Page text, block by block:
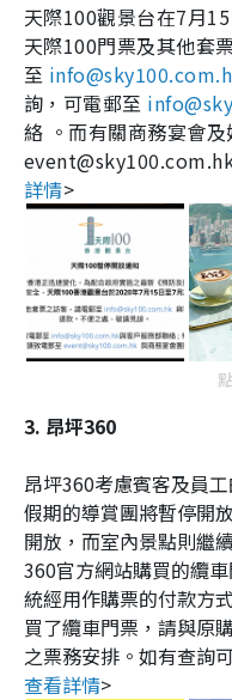
天際100觀景台在7月15
天際100門票及其他套
至
詢，可電郵至
絡 。而有關商務宴會
詳情>
3. 昂坪360
昂坪360考慮賓客及員
假期的導賞團將暫停開
開放，而室內景點則繼
360官方網站購買的纜
統經用作購票的付款方
買了纜車門票，請與原
之票務安排。如有查詢
查看詳情>